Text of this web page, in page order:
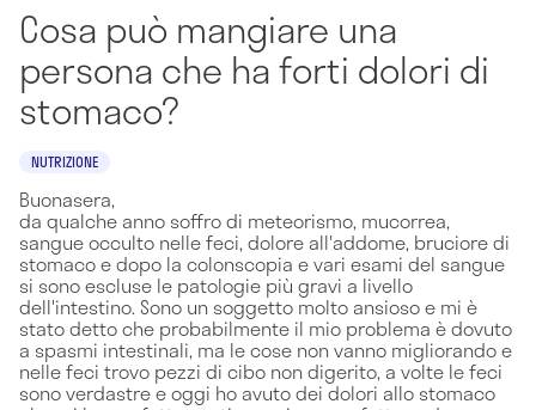
Cosa può mangiare una
persona che ha forti dolori di
stomaco?
NUTRIZIONE
Buonasera,
da qualche anno soffro di meteorismo, mucorrea,
sangue occulto nelle feci, dolore all'addome, bruciore di
stomaco e dopo la colonscopia e vari esami del sangue
si sono escluse le patologie più gravi a livello
dell'intestino. Sono un soggetto molto ansioso e mi è
stato detto che probabilmente il mio problema è dovuto
a spasmi intestinali, ma le cose non vanno migliorando e
nelle feci trovo pezzi di cibo non digerito, a volte le feci
sono verdastre e oggi ho avuto dei dolori allo stomaco